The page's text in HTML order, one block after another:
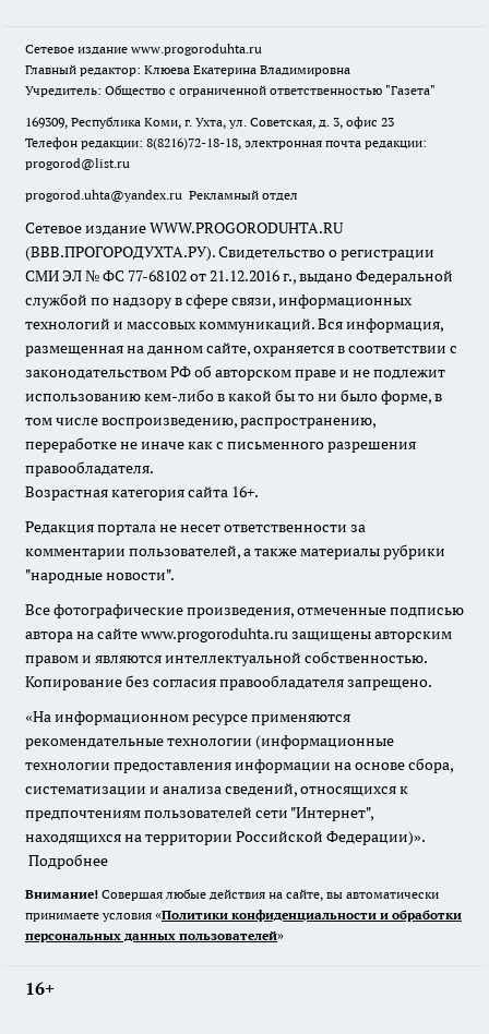
Сетевое издание www.progoroduhta.ru
Главный редактор: Клюева Екатерина Владимировна
Учредитель: Общество с ограниченной ответственностью "Газета"
169309, Республика Коми, г. Ухта, ул. Советская, д. 3, офис 23
Телефон редакции: 8(8216)72-18-18, электронная почта редакции:
progorod@list.ru
progorod.uhta@yandex.ru Рекламный отдел
Сетевое издание WWW.PROGORODUHTA.RU
(ВВВ.ПРОГОРОДУХТА.РУ). Свидетельство о регистрации
СМИ ЭЛ № ФС 77-68102 от 21.12.2016 г., выдано Федеральной
службой по надзору в сфере связи, информационных
технологий и массовых коммуникаций. Вся информация,
размещенная на данном сайте, охраняется в соответствии с
законодательством РФ об авторском праве и не подлежит
использованию кем-либо в какой бы то ни было форме, в
том числе воспроизведению, распространению,
переработке не иначе как с письменного разрешения
правообладателя.
Возрастная категория сайта 16+.
Редакция портала не несет ответственности за
комментарии пользователей, а также материалы рубрики
"народные новости".
Все фотографические произведения, отмеченные подписью
автора на сайте www.progoroduhta.ru защищены авторским
правом и являются интеллектуальной собственностью.
Копирование без согласия правообладателя запрещено.
«На информационном ресурсе применяются
рекомендательные технологии (информационные
технологии предоставления информации на основе сбора,
систематизации и анализа сведений, относящихся к
предпочтениям пользователей сети "Интернет",
находящихся на территории Российской Федерации)».
Подробнее
Внимание! Совершая любые действия на сайте, вы автоматически
принимаете условия «Политики конфиденциальности и обработки
персональных данных пользователей»
16+